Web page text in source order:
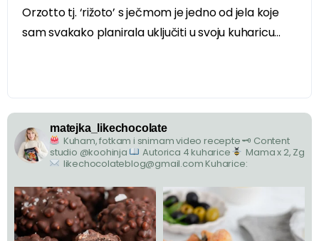
Orzotto tj. ‘rižoto’ s ječmom je jedno od jela koje
sam svakako planirala uključiti u svoju kuharicu...
matejka_likechocolate
Kuham, fotkam i snimam video recepte🗝 Content
studio @koohinja
Autorica 4 kuharice
Mama x 2, Zg
likechocolateblog@gmail.com Kuharice: